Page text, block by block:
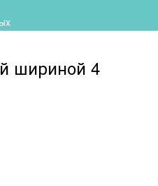
шириной 4